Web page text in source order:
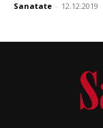
Sanatate - 12.12.2019